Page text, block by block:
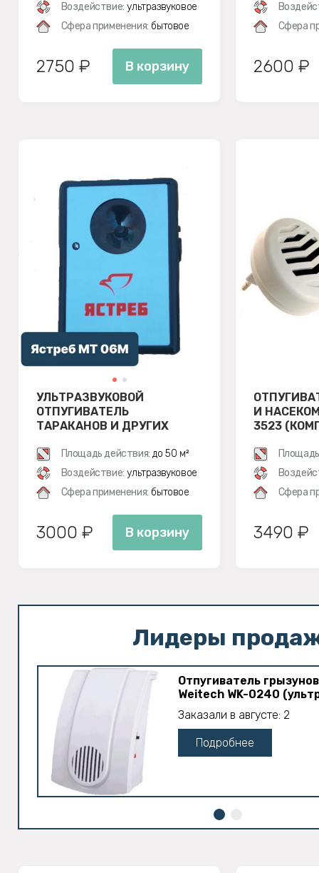
Воздействие: ультразвуковое
Сфера применения: бытовое
2750 ₽ В корзину
Сфера
2600 ₽
УЛЬТРАЗВУКОВОЙ
ОТПУГИВАТЕЛЬ
ТАРАКАНОВ И ДРУГИХ
06M
Площадь действия: до 50 м²
Воздействие: ультразвуковое
Сфера применения: бытовое
3000 ₽ В корзину
И
3523
Сфера
3490 ₽
Лидеры
Отпугиватель
Weitech WK-0240
Заказали в августе: 2
Подробнее